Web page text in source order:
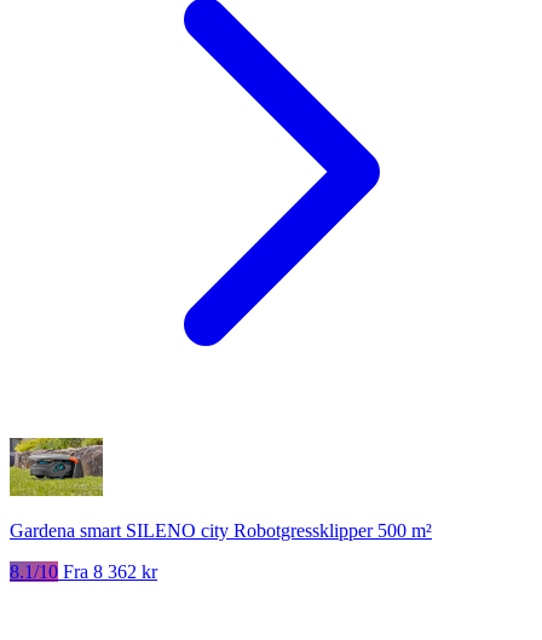
Gardena smart SILENO city Robotgressklipper 500 m²
8.1/10 Fra 8 362 kr